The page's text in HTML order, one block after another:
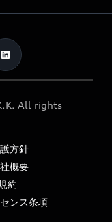
All rights
方針
概要
約
ンス条項